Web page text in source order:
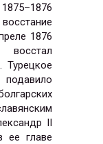
1876
восстал
Турецкое
II
ее главе